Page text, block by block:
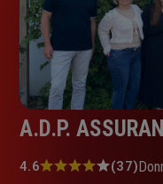
A.D.P.
Note
4.6 (37)